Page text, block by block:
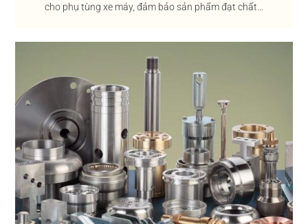
cho phụ tùng xe máy, đảm bảo sản phẩm đạt chất...